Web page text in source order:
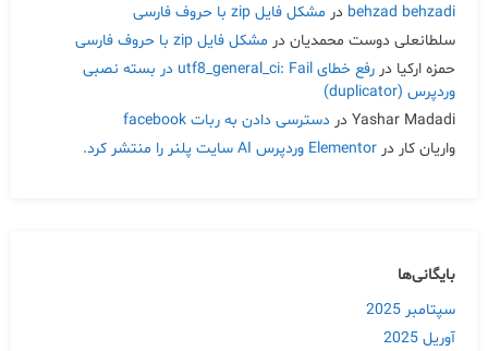
behzad behzadi در مشکل فایل zip با حروف فارسی
سلطانعلی دوست محمدیان در مشکل فایل zip با حروف فارسی
حمزه ارکیا در
رفع خطای utf8_general_ci: Fail در بسته نصبی
وردپرس (duplicator)
Yashar Madadi در دسترسی دادن به ربات facebook
واریان کار در Elementor وردپرس AI سایت پلنر را منتشر کرد.
بایگانی‌ها
سپتامبر 2025
آوریل 2025